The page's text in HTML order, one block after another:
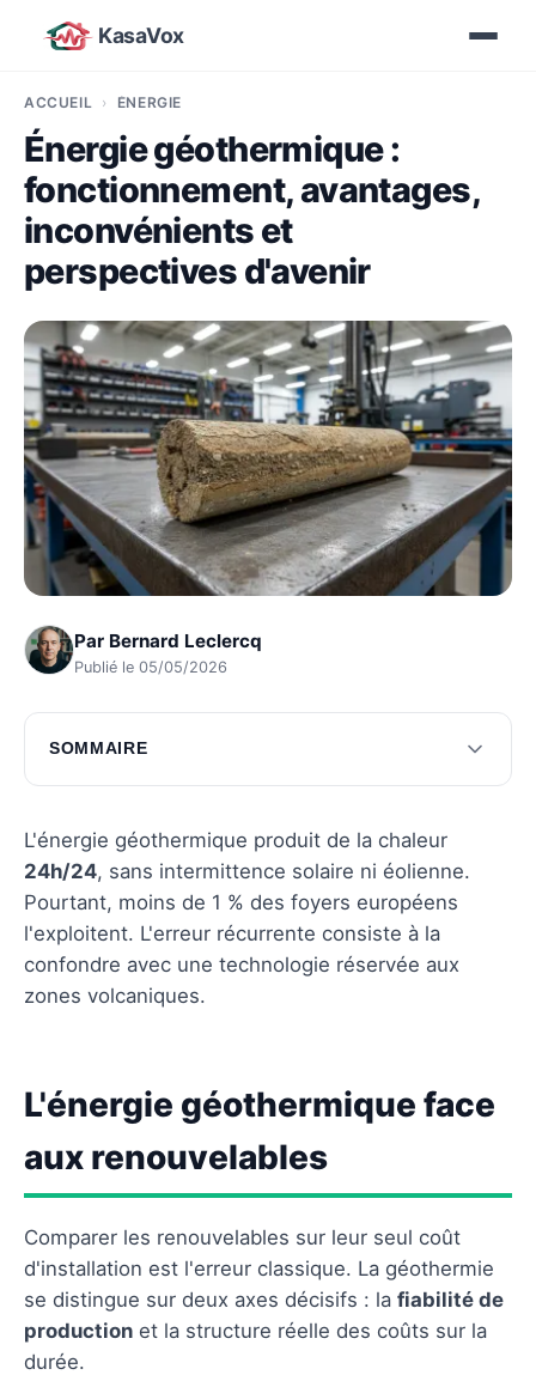
KasaVox
ACCUEIL ÉNERGIE
Énergie géothermique :
fonctionnement, avantages,
inconvénients et
perspectives d'avenir
Par Bernard Leclercq
Publié le 05/05/2026
SOMMAIRE
L'énergie géothermique face aux
Les perspectives d'avenir de la géothermie
Questions fréquentes
L'énergie géothermique produit de la chaleur
24h/24, sans intermittence solaire ni éolienne.
Pourtant, moins de 1 % des foyers européens
l'exploitent. L'erreur récurrente consiste à la
confondre avec une technologie réservée aux
zones volcaniques.
L'énergie géothermique face
aux renouvelables
Comparer les renouvelables sur leur seul coût
d'installation est l'erreur classique. La géothermie
se distingue sur deux axes décisifs : la fiabilité de
production et la structure réelle des coûts sur la
durée.